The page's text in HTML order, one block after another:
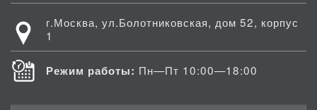
г.Москва, ул.Болотниковская, дом 52, корпус
1
Режим работы: Пн—Пт 10:00—18:00